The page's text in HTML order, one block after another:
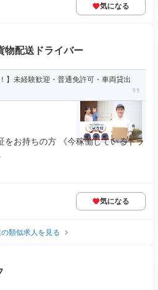
気になる
物配送ドライバー
】未経験歓迎・普通免許可・車両貸出
お持ちの方 《今稼働しているドラ
気になる
類似求人を見る